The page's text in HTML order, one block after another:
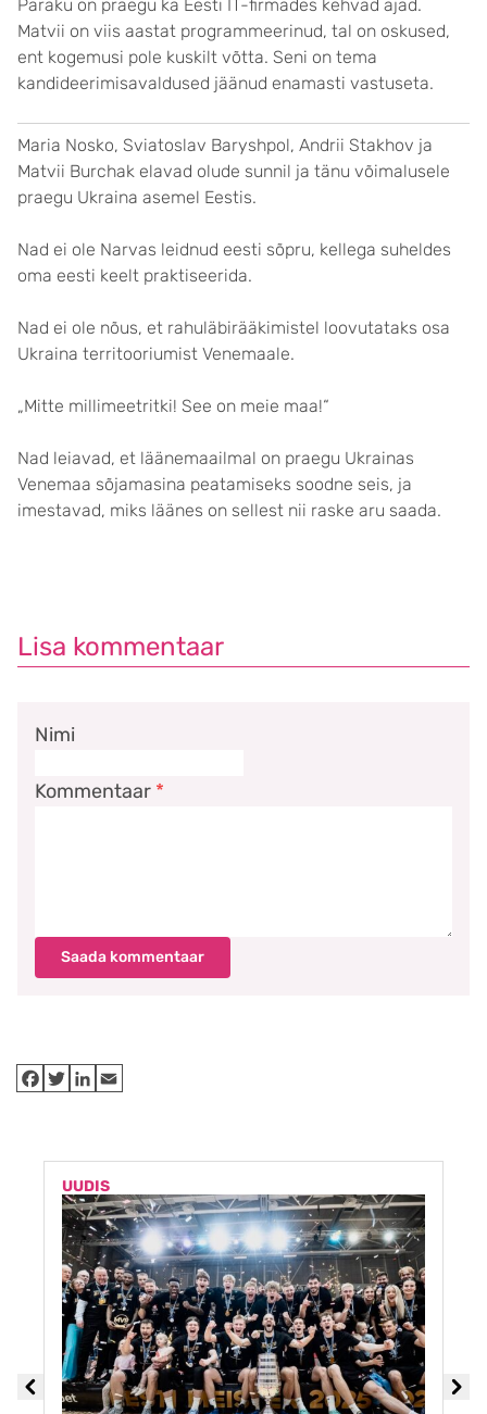
Paraku on praegu ka Eesti IT-firmades kehvad ajad.
Matvii on viis aastat programmeerinud, tal on oskused,
ent kogemusi pole kuskilt võtta. Seni on tema
kandideerimisavaldused jäänud enamasti vastuseta.
Maria Nosko, Sviatoslav Baryshpol, Andrii Stakhov ja
Matvii Burchak elavad olude sunnil ja tänu võimalusele
praegu Ukraina asemel Eestis.
Nad ei ole Narvas leidnud eesti sõpru, kellega suheldes
oma eesti keelt praktiseerida.
Nad ei ole nõus, et rahuläbirääkimistel loovutataks osa
Ukraina territooriumist Venemaale.
„Mitte millimeetritki! See on meie maa!“
Nad leiavad, et läänemaailmal on praegu Ukrainas
Venemaa sõjamasina peatamiseks soodne seis, ja
imestavad, miks läänes on sellest nii raske aru saada.
Lisa kommentaar
Kommentaar *
Nimi
Saada kommentaar
UUDIS